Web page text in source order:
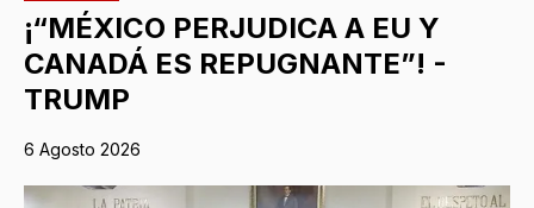
¡“MÉXICO PERJUDICA A EU Y
CANADÁ ES REPUGNANTE”! -
TRUMP
6 Agosto 2026